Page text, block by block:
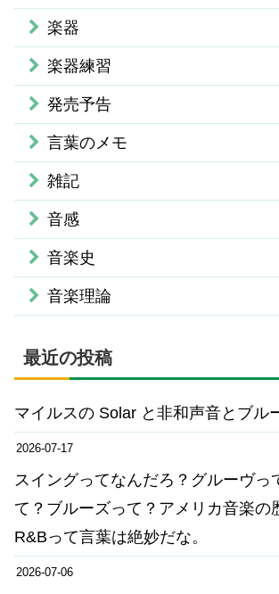
楽器
楽器練習
発売予告
言葉のメモ
雑記
音感
音楽史
音楽理論
最近の投稿
マイルスの Solar と非和声音とブル
2026-07-17
スイングってなんだろ？グルーヴっ
て？ブルーズって？アメリカ音楽
R&Bって言葉は絶妙だな。
2026-07-06